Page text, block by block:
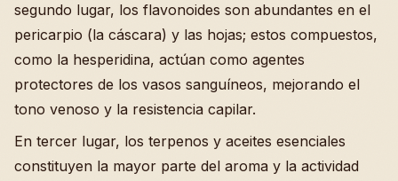
segundo lugar, los flavonoides son abundantes en el
pericarpio (la cáscara) y las hojas; estos compuestos,
como la hesperidina, actúan como agentes
protectores de los vasos sanguíneos, mejorando el
tono venoso y la resistencia capilar.
En tercer lugar, los terpenos y aceites esenciales
constituyen la mayor parte del aroma y la actividad